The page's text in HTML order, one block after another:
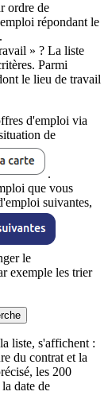
ordre de
répondant le
.
» ? La liste
Parmi
le lieu de travail
d'emploi via
de
.
que vous
suivantes,
le
exemple les trier
liste, s'affichent :
du contrat et la
les 200
date de